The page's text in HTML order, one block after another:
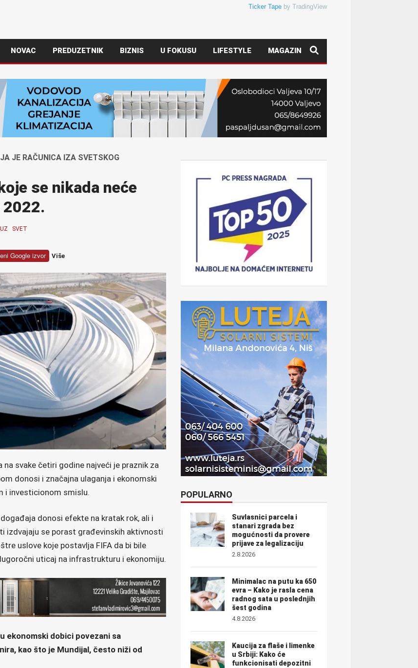
Ticker Tape by TradingView
NOVAC PREDUZETNIK BIZNIS U FOKUSU LIFESTYLE MAGAZIN
JE RAČUNICA IZA SVETSKOG
se nikada neće
SVET
Google izvor Više
svake četiri godine najveći je praznik za
donosi i značajna ulaganja i ekonomski
i investicionom smislu.
donosi efekte na kratak rok, ali i
izdvajaju se porast građevinskih aktivnosti
uslove koje postavlja FIFA da bi bile
uticaj na infrastrukturu i ekonomiju.
ekonomski dobici povezani sa
kao što je Mundijal, često niži od
POPULARNO
Suvlasnici parcela i
stanari zgrada bez
mogućnosti da provere
prijave za legalizaciju
2.8.2026
Minimalac na putu ka 650
evra – Kako je rasla cena
radnog sata u poslednjih
šest godina
4.8.2026
Kaucija za flaše i limenke
u Srbiji: Kako će
funkcionisati depozitni